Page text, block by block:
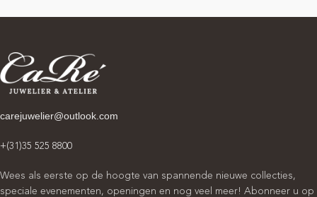
carejuwelier@outlook.com
+(31)35 525 8800
Wees als eerste op de hoogte van spannende nieuwe collecties,
speciale evenementen, openingen en nog veel meer! Abonneer u op